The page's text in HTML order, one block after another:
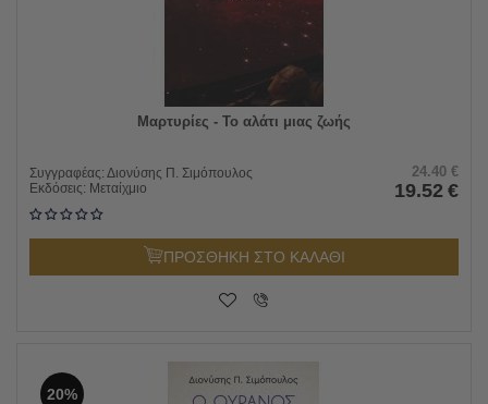
Μαρτυρίες - Το αλάτι μιας ζωής
Συγγραφέας: Διονύσης Π. Σιμόπουλος
Εκδόσεις: Μεταίχμιο
24.40 €
19.52 €
ΠΡΟΣΘΗΚΗ ΣΤΟ ΚΑΛΑΘΙ
20%